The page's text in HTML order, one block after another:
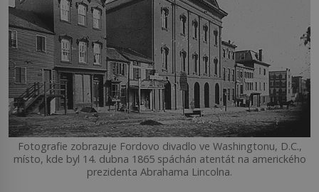
Fotografie zobrazuje Fordovo divadlo ve Washingtonu, D.C.,
místo, kde byl 14. dubna 1865 spáchán atentát na amerického
prezidenta Abrahama Lincolna.